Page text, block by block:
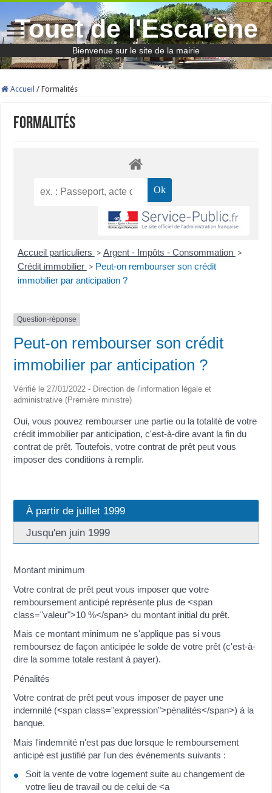
Touet de l'Escarène
Bienvenue sur le site de la mairie
Accueil / Formalités
Formalités
Accueil particuliers > Argent - Impôts - Consommation >
Crédit immobilier > Peut-on rembourser son crédit
immobilier par anticipation ?
Question-réponse
Peut-on rembourser son crédit
immobilier par anticipation ?
Vérifié le 27/01/2022 - Direction de l'information légale et
administrative (Première ministre)
Oui, vous pouvez rembourser une partie ou la totalité de votre
crédit immobilier par anticipation, c'est-à-dire avant la fin du
contrat de prêt. Toutefois, votre contrat de prêt peut vous
imposer des conditions à remplir.
À partir de juillet 1999
Jusqu'en juin 1999
Montant minimum
Votre contrat de prêt peut vous imposer que votre
remboursement anticipé représente plus de <span
class="valeur">10 %</span> du montant initial du prêt.
Mais ce montant minimum ne s'applique pas si vous
remboursez de façon anticipée le solde de votre prêt (c'est-à-
dire la somme totale restant à payer).
Pénalités
Votre contrat de prêt peut vous imposer de payer une
indemnité (<span class="expression">pénalités</span>) à la
banque.
Mais l'indemnité n'est pas due lorsque le remboursement
anticipé est justifié par l'un des événements suivants :
Soit la vente de votre logement suite au changement de
votre lieu de travail ou de celui de <a